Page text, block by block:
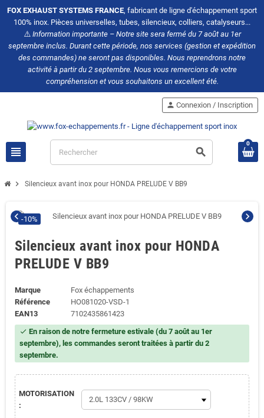
FOX EXHAUST SYSTEMS FRANCE, fabricant de ligne d'échappement sport
100% inox. Pièces universelles, tubes, silencieux, colliers, catalyseurs...
⚠️Information importante – Notre site sera fermé du 7 août au 1er
septembre inclus. Durant cette période, nos services (gestion et expédition
des commandes) ne seront pas disponibles. Nous reprendrons notre
activité à partir du 2 septembre. Nous vous remercions de votre
compréhension et vous souhaitons un excellent été.
view_headline search
person Connexion / Inscription
0
chevron_right Silencieux avant inox pour HONDA PRELUDE V BB9
chevron_left chevron_right
-10%
Silencieux avant inox pour HONDA
PRELUDE V BB9
Marque
Fox échappements
Référence
HO081020-VSD-1
EAN13
7102435861423
check En raison de notre fermeture estivale (du 7 août au 1er
septembre), les commandes seront traitées à partir du 2
septembre.
MOTORISATION
: